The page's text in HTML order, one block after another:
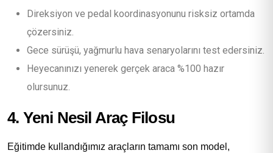
Direksiyon ve pedal koordinasyonunu risksiz ortamda
çözersiniz.
Gece sürüşü, yağmurlu hava senaryolarını test edersiniz.
Heyecanınızı yenerek gerçek araca %100 hazır
olursunuz.
4. Yeni Nesil Araç Filosu
Eğitimde kullandığımız araçların tamamı son model,